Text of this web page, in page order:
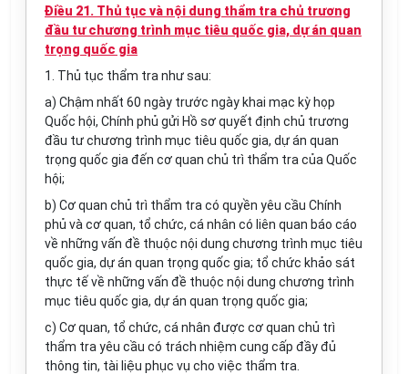
Điều 21. Thủ tục và nội dung thẩm tra chủ trương
đầu tư chương trình mục tiêu quốc gia, dự án quan
trọng quốc gia
1. Thủ tục thẩm tra như sau:
a) Chậm nhất 60 ngày trước ngày khai mạc kỳ họp
Quốc hội, Chính phủ gửi Hồ sơ quyết định chủ trương
đầu tư chương trình mục tiêu quốc gia, dự án quan
trọng quốc gia đến cơ quan chủ trì thẩm tra của Quốc
hội;
b) Cơ quan chủ trì thẩm tra có quyền yêu cầu Chính
phủ và cơ quan, tổ chức, cá nhân có liên quan báo cáo
về những vấn đề thuộc nội dung chương trình mục tiêu
quốc gia, dự án quan trọng quốc gia; tổ chức khảo sát
thực tế về những vấn đề thuộc nội dung chương trình
mục tiêu quốc gia, dự án quan trọng quốc gia;
c) Cơ quan, tổ chức, cá nhân được cơ quan chủ trì
thẩm tra yêu cầu có trách nhiệm cung cấp đầy đủ
thông tin, tài liệu phục vụ cho việc thẩm tra.